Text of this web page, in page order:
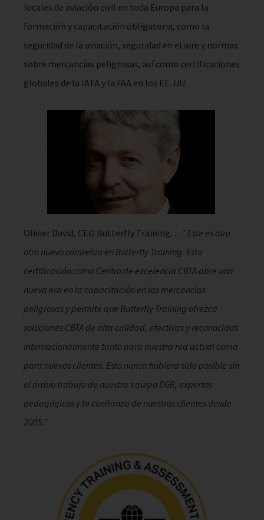
locales de aviación civil en toda Europa para la
formación y capacitación obligatoria, como la
seguridad de la aviación, seguridad en el aire y normas
sobre mercancías peligrosas, así como certificaciones
globales de la IATA y la FAA en los EE. UU.
Olivier David, CEO Butterfly Training… “ Este es otro
otro nuevo comienzo en Butterfly Training. Esta
certificación como Centro de excelencia CBTA abre una
nueva era en la capacitación en las mercancías
peligrosas y permite que Butterfly Training ofrezca
soluciones CBTA de alta calidad, efectivas y reconocidas
internacionalmente tanto para nuestra red actual como
para nuevos clientes. Esto nunca hubiera sido posible sin
el arduo trabajo de nuestra equipo DGR, expertos
pedagógicos y la confianza de nuestros clientes desde
2005.”